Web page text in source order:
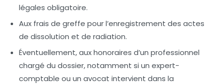
légales obligatoire.
Aux frais de greffe pour l’enregistrement des actes
de dissolution et de radiation.
Éventuellement, aux honoraires d’un professionnel
chargé du dossier, notamment si un expert-
comptable ou un avocat intervient dans la